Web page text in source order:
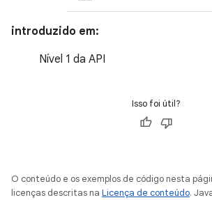
introduzido em:
Nível 1 da API
Isso foi útil?
O conteúdo e os exemplos de código nesta
licenças descritas na Licença de conteúdo.